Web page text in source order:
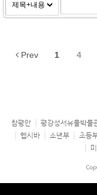
Prev 1 4
참평안 평강성서유물박물
헵시바
소년부 초등